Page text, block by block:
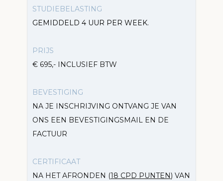
STUDIEBELASTING
GEMIDDELD 4 UUR PER WEEK.
PRIJS
€ 695,- INCLUSIEF BTW
BEVESTIGING
NA JE INSCHRIJVING ONTVANG JE VAN
ONS EEN BEVESTIGINGSMAIL EN DE
FACTUUR
CERTIFICAAT
NA HET AFRONDEN (18 CPD PUNTEN) VAN